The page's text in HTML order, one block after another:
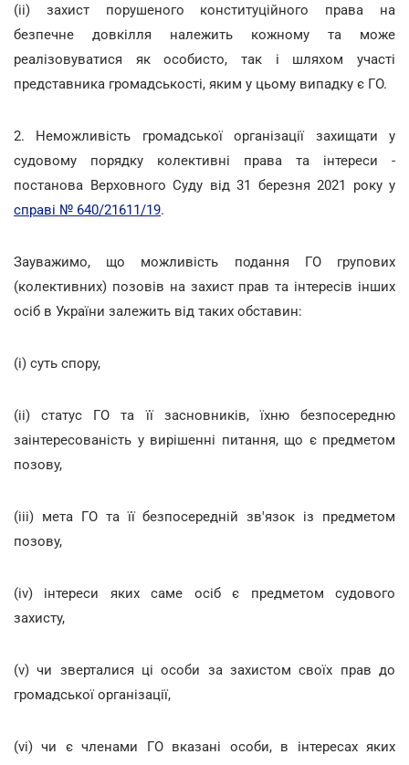
(ii) захист порушеного конституційного права на
безпечне довкілля належить кожному та може
реалізовуватися як особисто, так і шляхом участі
представника громадськості, яким у цьому випадку є ГО.
2. Неможливість громадської організації захищати у
судовому порядку колективні права та інтереси -
постанова Верховного Суду від 31 березня 2021 року у
справі № 640/21611/19.
Зауважимо, що можливість подання ГО групових
(колективних) позовів на захист прав та інтересів інших
осіб в України залежить від таких обставин:
(i) суть спору,
(ii) статус ГО та її засновників, їхню безпосередню
заінтересованість у вирішенні питання, що є предметом
позову,
(iii) мета ГО та її безпосередній зв'язок із предметом
позову,
(iv) інтереси яких саме осіб є предметом судового
захисту,
(v) чи зверталися ці особи за захистом своїх прав до
громадської організації,
(vi) чи є членами ГО вказані особи, в інтересах яких